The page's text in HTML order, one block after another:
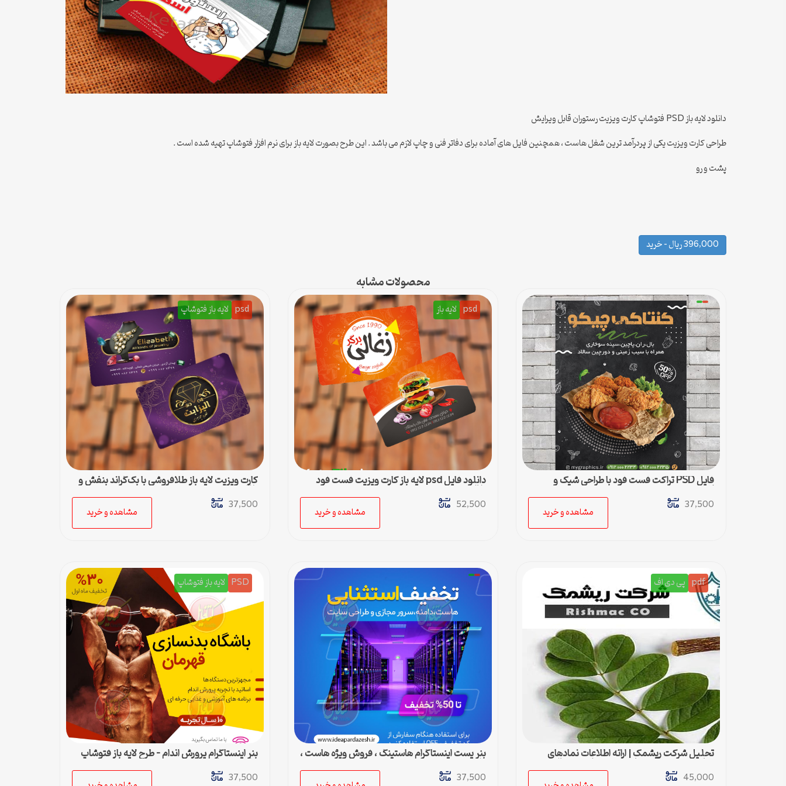
دانلود لایه باز PSD فتوشاپ کارت ویزیت رستوران قابل ویرایش
طراحی کارت ویزیت یکی از پردرآمد ترین شغل هاست ، همچنین فایل های آماده برای دفاتر فنی و چاپ لازم می باشد . این طرح بصورت لایه باز برای نرم افزار فتوشاپ تهیه شده است .
پشت و رو
396,000 ریال – خرید
محصولات مشابه
فایل PSD تراکت فست فود با طراحی شیک و
لاکچری
37,500
مشاهده و خرید
psd لایه باز
دانلود فایل psd لایه باز کارت ویزیت فست فود
زغالی
52,500
مشاهده و خرید
psd لایه باز فتوشاپ
کارت ویزیت لایه باز طلافروشی با بک‌گراند بنفش و
طلایی
37,500
مشاهده و خرید
pdf پی دی اف
تحلیل شرکت ریشمک | ارائه اطلاعات نمادهای
مناسب بدست آمده با رویکرد تحیلی تکنیکال
45,000
بنر پست اینستاگرام هاستینگ ، فروش ویژه هاست ،
دامین و سرور مجازی
37,500
PSD لایه باز فتوشاپ
بنر اینستاگرام پرورش اندام – طرح لایه باز فتوشاپ
برای پست اینستا
37,500